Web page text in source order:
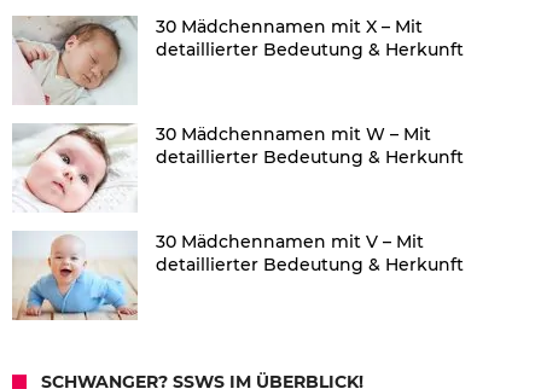
30 Mädchennamen mit X – Mit
detaillierter Bedeutung & Herkunft
30 Mädchennamen mit W – Mit
detaillierter Bedeutung & Herkunft
30 Mädchennamen mit V – Mit
detaillierter Bedeutung & Herkunft
SCHWANGER? SSWS IM ÜBERBLICK!